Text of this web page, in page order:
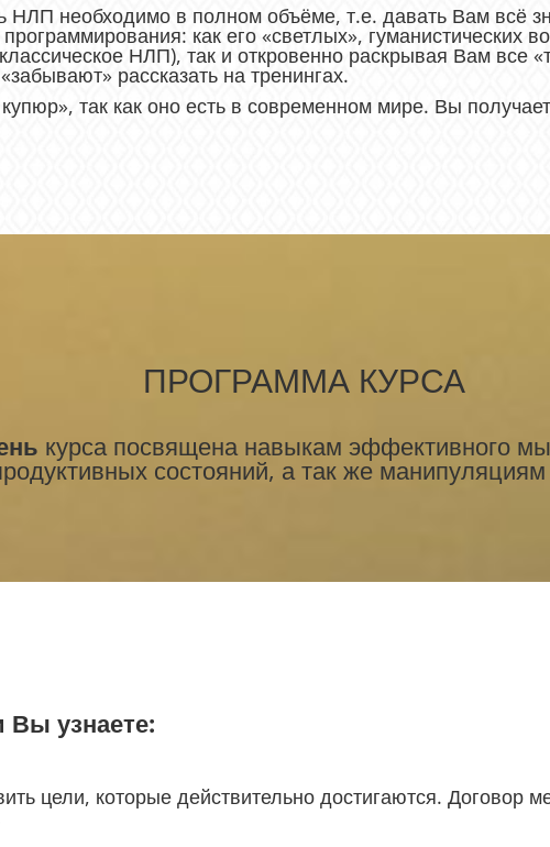
НЛП необходимо в полном объёме, т.е. давать Вам всё
программирования: как его «светлых», гуманистических
НЛП), так и откровенно раскрывая Вам все
рассказать на тренингах.
так как оно есть в современном мире. Вы
ПРОГРАММА КУРСА
курса посвящена навыкам эффективного
состояний, а так же
Вы узнаете:
цели, которые действительно достигаются. Договор